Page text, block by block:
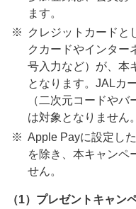
ます。
クレジットカードと
クカードやインター
号入力など）が、本
となります。JALカ
（二次元コードや
は対象となりません。
Apple Payに設定し
を除き、本キャンペ
せん。
（1）プレゼントキャン